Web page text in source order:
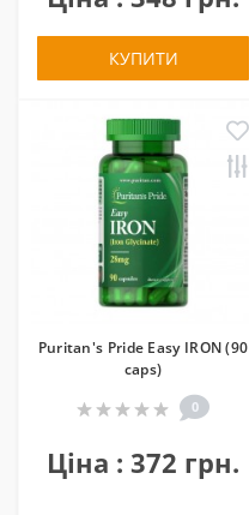
КУПИТИ
Puritan's Pride Easy IRON (90
caps)
0
Ціна : 372 грн.